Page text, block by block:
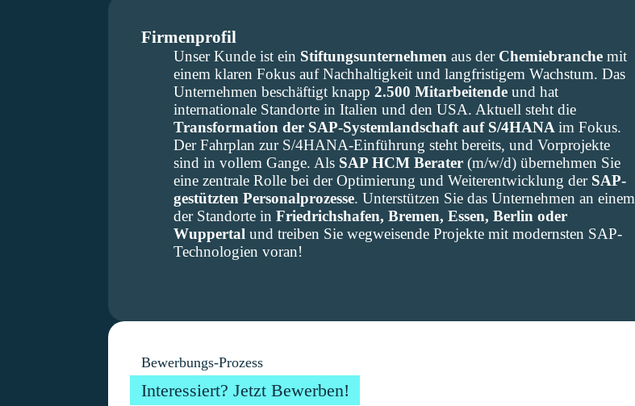
Firmenprofil
Unser Kunde ist ein Stiftungsunternehmen aus der Chemiebranche mit
einem klaren Fokus auf Nachhaltigkeit und langfristigem Wachstum. Das
Unternehmen beschäftigt knapp 2.500 Mitarbeitendeund hat
internationale Standorte in Italien und den USA. Aktuell steht die
Transformation der SAP-Systemlandschaft auf S/4HANA im Fokus.
Der Fahrplan zur S/4HANA-Einführung steht bereits, und Vorprojekte
sind in vollem Gange. Als SAP HCM Berater (m/w/d) übernehmen Sie
eine zentrale Rolle bei der Optimierung und Weiterentwicklung der SAP-
gestützten Personalprozesse. Unterstützen Sie das Unternehmen an einem
der Standorte in Friedrichshafen, Bremen, Essen, Berlin oder
Wuppertal und treiben Sie wegweisende Projekte mit modernsten SAP-
Technologien voran!
Bewerbungs-Prozess
Interessiert? Jetzt Bewerben!